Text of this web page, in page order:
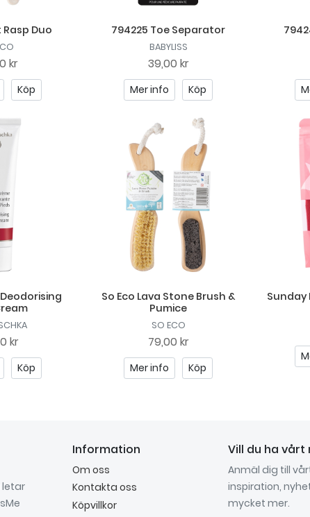
Rasp Duo
kr
Köp
794225 Toe Separator
BABYLISS
39,00 kr
Mer info Köp
kr
Köp
So Eco Lava Stone Brush &
Pumice
SO ECO
79,00 kr
Mer info Köp
Sunday
letar
Information
Om oss
Kontakta oss
Köpvillkor
Vill du ha vårt
Anmäl dig till
inspiration,
mycket mer.